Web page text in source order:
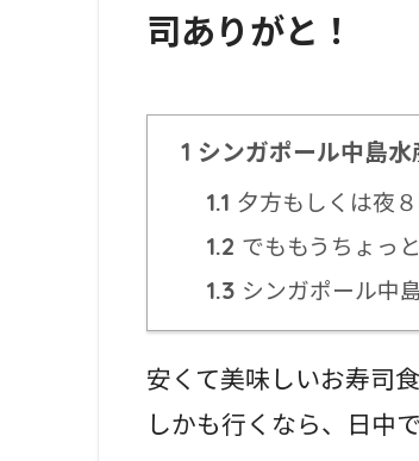
司ありがと！
1 シンガポール中島
1.1 夕方もしくは夜
1.2 でももうちょっ
1.3 シンガポール中
安くて美味しいお寿司
しかも行くなら、日中